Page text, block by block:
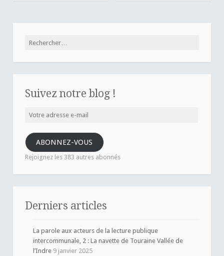
Rechercher :
Suivez notre blog !
Votre
mail ABONNEZ-VOUS
Rejoignez les 383 autres abonnés
Derniers articles
La parole aux acteurs de la lecture publique
intercommunale, 2 : La navette de Touraine Vallée de
l’Indre 9 janvier 2025